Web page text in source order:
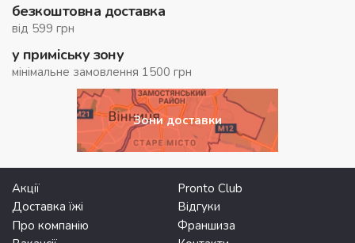
безкоштовна доставка
від 599 грн
у приміську зону
мінімальне замовлення 1500 грн
Зони доставки
Акції
Pronto Club
Доставка їжі
Відгуки
Про компанію
Франшиза